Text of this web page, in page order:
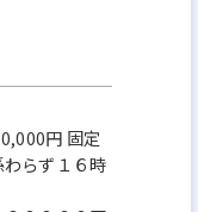
円 固定
らず１６時